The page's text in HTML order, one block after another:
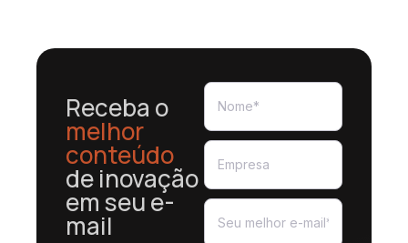
Receba o
melhor
conteúdo
de inovação
em seu e-
mail